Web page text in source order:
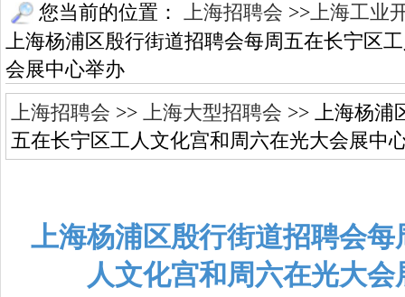
您当前的位置： 上海招聘会 >>上海工业
上海杨浦区殷行街道招聘会每周五在长宁区
会展中心举办
上海招聘会 >> 上海大型招聘会 >> 上海杨浦
五在长宁区工人文化宫和周六在光大会展中
上海杨浦区殷行街道招聘会
人文化宫和周六在光大